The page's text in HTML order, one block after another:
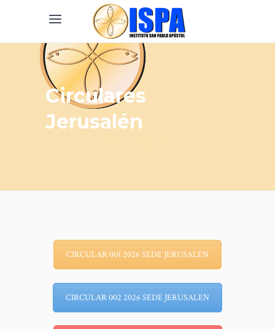
Circulares
Jerusalén
CIRCULAR 001 2026 SEDE JERUSALEN
CIRCULAR 002 2026 SEDE JERUSALEN